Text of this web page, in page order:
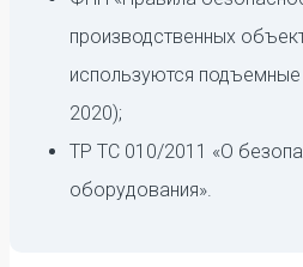
производственных
используются
2020);
ТР ТС 010/2011 «О
оборудования».